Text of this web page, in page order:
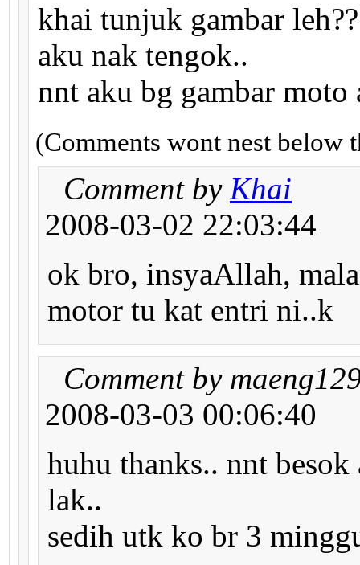
khai tunjuk gambar leh??
aku nak tengok..
nnt aku bg gambar moto
(Comments wont nest below
Comment by Khai
2008-03-02 22:03:44
ok bro, insyaAllah,
motor tu kat entri ni..k
Comment by
2008-03-03 00:06:40
huhu thanks.. nnt
lak..
sedih utk ko br 3